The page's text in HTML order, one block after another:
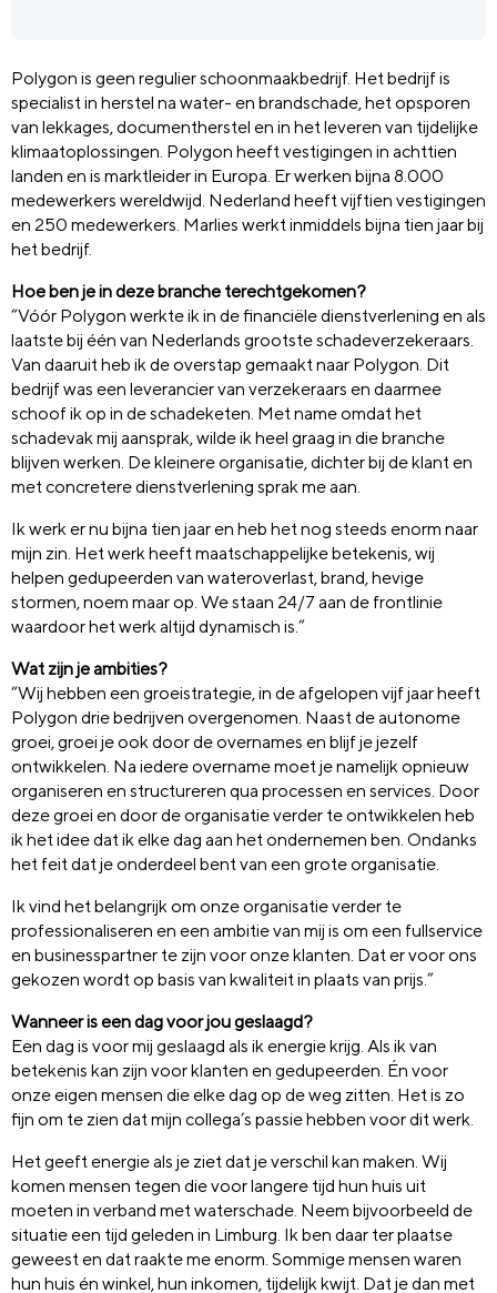
Polygon is geen regulier schoonmaakbedrijf. Het bedrijf is
specialist in herstel na water- en brandschade, het opsporen
van lekkages, documentherstel en in het leveren van tijdelijke
klimaatoplossingen. Polygon heeft vestigingen in achttien
landen en is marktleider in Europa. Er werken bijna 8.000
medewerkers wereldwijd. Nederland heeft vijftien vestigingen
en 250 medewerkers. Marlies werkt inmiddels bijna tien jaar bij
het bedrijf.
Hoe ben je in deze branche terechtgekomen?
“Vóór Polygon werkte ik in de financiële dienstverlening en als
laatste bij één van Nederlands grootste schadeverzekeraars.
Van daaruit heb ik de overstap gemaakt naar Polygon. Dit
bedrijf was een leverancier van verzekeraars en daarmee
schoof ik op in de schadeketen. Met name omdat het
schadevak mij aansprak, wilde ik heel graag in die branche
blijven werken. De kleinere organisatie, dichter bij de klant en
met concretere dienstverlening sprak me aan.
Ik werk er nu bijna tien jaar en heb het nog steeds enorm naar
mijn zin. Het werk heeft maatschappelijke betekenis, wij
helpen gedupeerden van wateroverlast, brand, hevige
stormen, noem maar op. We staan 24/7 aan de frontlinie
waardoor het werk altijd dynamisch is.”
Wat zijn je ambities?
“Wij hebben een groeistrategie, in de afgelopen vijf jaar heeft
Polygon drie bedrijven overgenomen. Naast de autonome
groei, groei je ook door de overnames en blijf je jezelf
ontwikkelen. Na iedere overname moet je namelijk opnieuw
organiseren en structureren qua processen en services. Door
deze groei en door de organisatie verder te ontwikkelen heb
ik het idee dat ik elke dag aan het ondernemen ben. Ondanks
het feit dat je onderdeel bent van een grote organisatie.
Ik vind het belangrijk om onze organisatie verder te
professionaliseren en een ambitie van mij is om een fullservice
en businesspartner te zijn voor onze klanten. Dat er voor ons
gekozen wordt op basis van kwaliteit in plaats van prijs.”
Wanneer is een dag voor jou geslaagd?
Een dag is voor mij geslaagd als ik energie krijg. Als ik van
betekenis kan zijn voor klanten en gedupeerden. Én voor
onze eigen mensen die elke dag op de weg zitten. Het is zo
fijn om te zien dat mijn collega’s passie hebben voor dit werk.
Het geeft energie als je ziet dat je verschil kan maken. Wij
komen mensen tegen die voor langere tijd hun huis uit
moeten in verband met waterschade. Neem bijvoorbeeld de
situatie een tijd geleden in Limburg. Ik ben daar ter plaatse
geweest en dat raakte me enorm. Sommige mensen waren
hun huis én winkel, hun inkomen, tijdelijk kwijt. Dat je dan met